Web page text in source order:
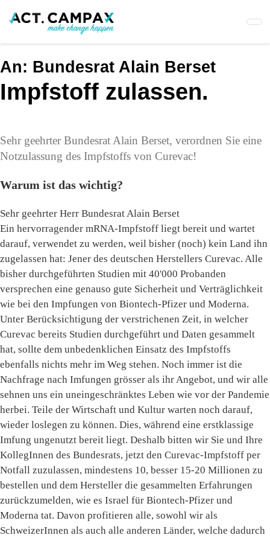
An: Bundesrat Alain Berset
Impfstoff zulassen.
Sehr geehrter Bundesrat Alain Berset, verordnen Sie eine
Notzulassung des Impfstoffs von Curevac!
Warum ist das wichtig?
Sehr geehrter Herr Bundesrat Alain Berset
Ein hervorragender mRNA-Impfstoff liegt bereit und wartet
darauf, verwendet zu werden, weil bisher (noch) kein Land ihn
zugelassen hat: Jener des deutschen Herstellers Curevac. Alle
bisher durchgeführten Studien mit 40'000 Probanden
versprechen eine genauso gute Sicherheit und Verträglichkeit
wie bei den Impfungen von Biontech-Pfizer und Moderna.
Unter Berücksichtigung der verstrichenen Zeit, in welcher
Curevac bereits Studien durchgeführt und Daten gesammelt
hat, sollte dem unbedenklichen Einsatz des Impfstoffs
ebenfalls nichts mehr im Weg stehen. Noch immer ist die
Nachfrage nach Imfungen grösser als ihr Angebot, und wir alle
sehnen uns ein uneingeschränktes Leben wie vor der Pandemie
herbei. Teile der Wirtschaft und Kultur warten noch darauf,
wieder loslegen zu können. Dies, während eine erstklassige
Imfung ungenutzt bereit liegt. Deshalb bitten wir Sie und Ihre
KollegInnen des Bundesrats, jetzt den Curevac-Impfstoff per
Notfall zuzulassen, mindestens 10, besser 15-20 Millionen zu
bestellen und dem Hersteller die gesammelten Erfahrungen
zurückzumelden, wie es Israel für Biontech-Pfizer und
Moderna tat. Davon profitieren alle, sowohl wir als
SchweizerInnen als auch alle anderen Länder, welche dadurch